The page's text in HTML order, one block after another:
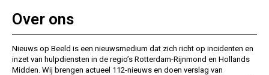
Over ons
Nieuws op Beeld is een nieuwsmedium dat zich richt op incidenten en
inzet van hulpdiensten in de regio’s Rotterdam-Rijnmond en Hollands
Midden. Wij brengen actueel 112-nieuws en doen verslag van